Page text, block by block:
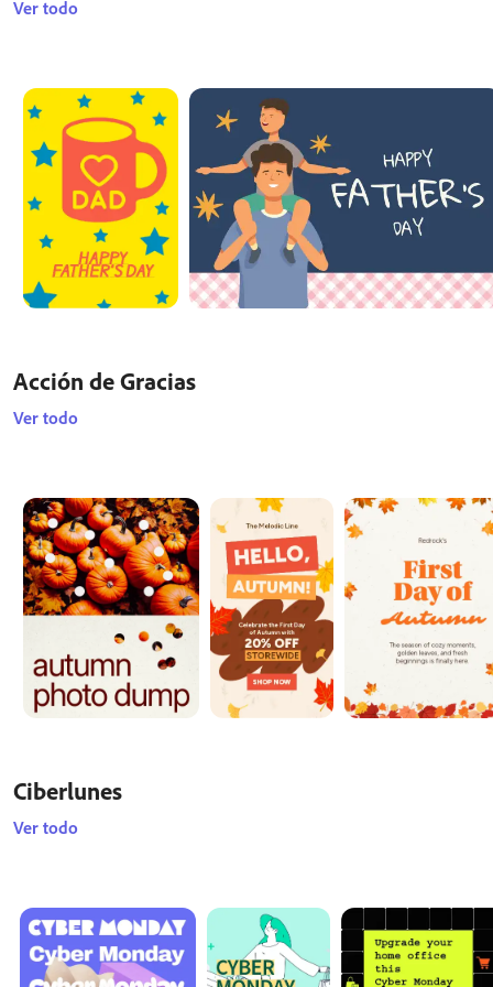
Ver todo
Acción de Gracias
Ver todo
Ciberlunes
Ver todo